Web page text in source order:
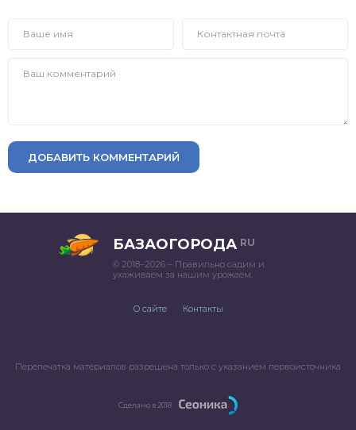
ДОБАВИТЬ КОММЕНТАРИЙ
БАЗАОГОРОДА RU
© 2018–2026 – Правильно садим и
ухаживаем за нашим урожаем.
О сайте Контакты
Перепечатка материалов разрешена только с указанием первоисточника
Сделано в 2018